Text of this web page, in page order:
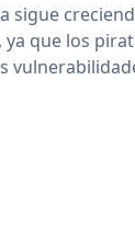
sigue
ya que los